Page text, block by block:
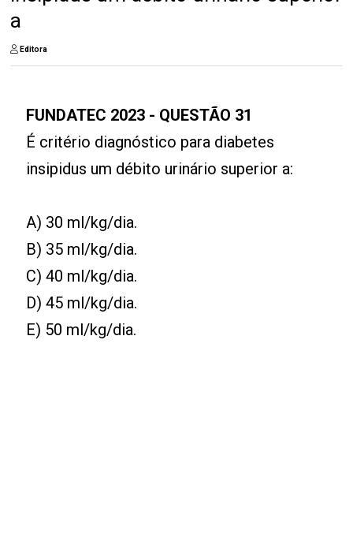
a
Editora
FUNDATEC 2023 - QUESTÃO 31
É critério diagnóstico para diabetes
insipidus um débito urinário superior a:
A) 30 ml/kg/dia.
B) 35 ml/kg/dia.
C) 40 ml/kg/dia.
D) 45 ml/kg/dia.
E) 50 ml/kg/dia.